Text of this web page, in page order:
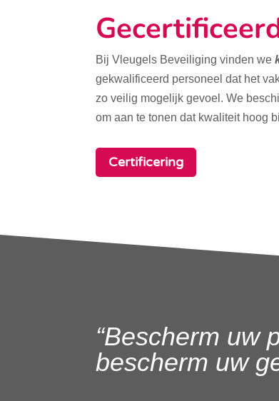
Bij Vleugels Beveiliging vinden we
gekwalificeerd personeel dat het
zo veilig mogelijk gevoel. We
om aan te tonen dat kwaliteit hoog
Certificering
“Bescherm uw
bescherm uw